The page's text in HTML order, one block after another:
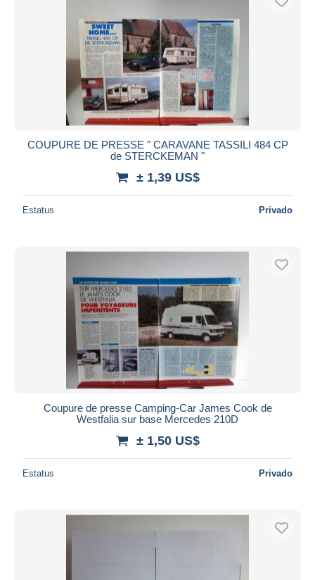
COUPURE DE PRESSE " CARAVANE TASSILI 484 CP
de STERCKEMAN "
± 1,39 US$
Estatus Privado
Coupure de presse Camping-Car James Cook de
Westfalia sur base Mercedes 210D
± 1,50 US$
Estatus Privado